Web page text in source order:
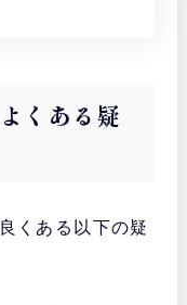
くある疑
くある以下の疑